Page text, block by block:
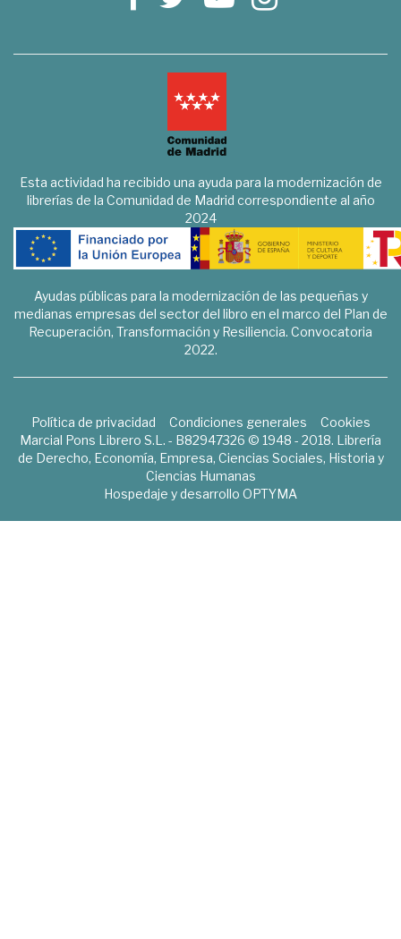
Esta actividad ha recibido una ayuda para la modernización de
librerías de la Comunidad de Madrid correspondiente al año
2024
Ayudas públicas para la modernización de las pequeñas y
medianas empresas del sector del libro en el marco del Plan de
Recuperación, Transformación y Resiliencia. Convocatoria
2022.
Política de privacidad Condiciones generales
Cookies
Marcial Pons Librero S.L. - B82947326 © 1948 - 2018. Librería
de Derecho, Economía, Empresa, Ciencias Sociales, Historia y
Ciencias Humanas
Hospedaje y desarrollo OPTYMA